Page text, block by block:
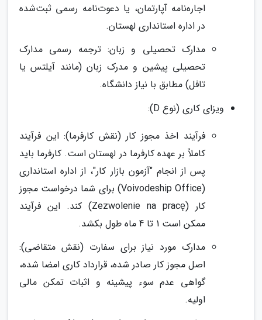
اجاره‌نامه آپارتمان، یا دعوت‌نامه رسمی ثبت‌شده
در اداره استانداری لهستان.
مدارک تحصیلی و زبان: ترجمه رسمی مدارک
تحصیلی پیشین و مدرک زبان (مانند آیلتس یا
تافل) مطابق با نیاز دانشگاه.
ویزای کاری (نوع D):
فرآیند اخذ مجوز کار (نقش کارفرما): این فرآیند
کاملاً بر عهده کارفرما در لهستان است. کارفرما باید
پس از انجام "آزمون بازار کار"، از اداره استانداری
(Voivodeship Office) برای شما درخواست مجوز
کار (Zezwolenie na pracę) کند. این فرآیند
ممکن است 1 تا 4 ماه طول بکشد.
مدارک مورد نیاز برای سفارت (نقش متقاضی):
اصل مجوز کار صادر شده، قرارداد کاری امضا شده،
گواهی عدم سوء پیشینه و اثبات تمکن مالی
اولیه.